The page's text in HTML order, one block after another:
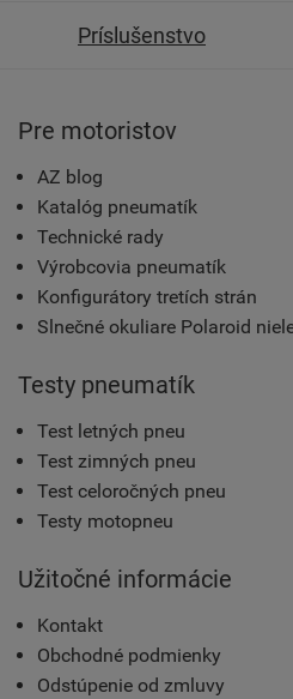
Príslušenstvo
Pre motoristov
AZ blog
Katalóg pneumatík
Technické rady
Výrobcovia pneumatík
Konfigurátory tretích strán
Slnečné okuliare Polaroid
Testy pneumatík
Test letných pneu
Test zimných pneu
Test celoročných pneu
Testy motopneu
Užitočné informácie
Kontakt
Obchodné podmienky
Odstúpenie od zmluvy